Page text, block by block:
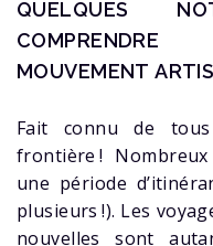
QUELQUES
MOUVEMENT
Fait connu de
frontière !
une période
plusieurs !). Les
nouvelles sont